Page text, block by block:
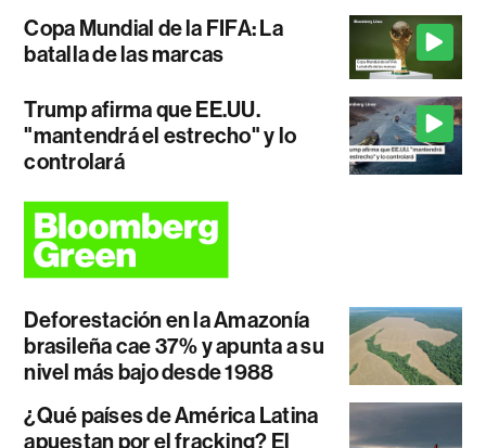
Copa Mundial de la FIFA: La
batalla de las marcas
Trump afirma que EE.UU.
"mantendrá el estrecho" y lo
controlará
Deforestación en la Amazonía
brasileña cae 37% y apunta a su
nivel más bajo desde 1988
¿Qué países de América Latina
apuestan por el fracking? El